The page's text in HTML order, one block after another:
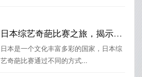
日本综艺奇葩比赛之旅，揭示东瀛文化独特魅力
日本是一个文化丰富多彩的国家，日本综
艺奇葩比赛通过不同的方式...